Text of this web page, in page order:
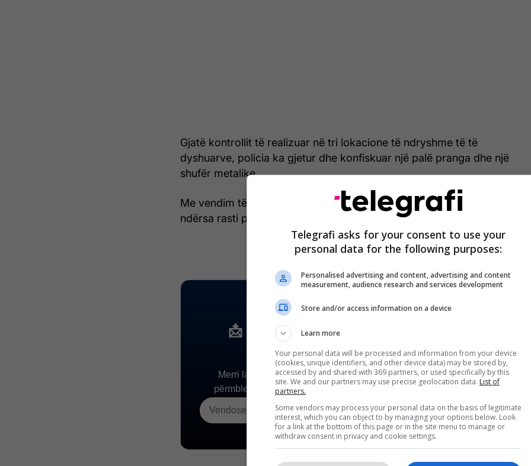
Gjatë kontrollit të realizuar në tri lokacione të ndryshme të të
dyshuarve, policia ka gjetur dhe konfiskuar një palë pranga dhe një
shufër metalike.
Me vendim të prokurorit, tre të dyshuarit janë dërguar në mbajtje,
ndërsa rasti po vazhdon të hetohet. /Telegrafi/
Telegrafi asks for your consent to use your
personal data for the following purposes:
Personalised advertising and content, advertising and content
measurement, audience research and services development
Store and/or access information on a device
Learn more
Your personal data will be processed and information from your device
(cookies, unique identifiers, and other device data) may be stored by,
accessed by and shared with 369 partners, or used specifically by this
site. We and our partners may use precise geolocation data. List of
partners.
Some vendors may process your personal data on the basis of legitimate
interest, which you can object to by managing your options below. Look
for a link at the bottom of this page or in the site menu to manage or
withdraw consent in privacy and cookie settings.